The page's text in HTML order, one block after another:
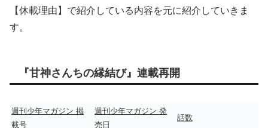
【休載理由】で紹介している内容を元に紹介していきま
す。
『甘神さんちの縁結び』連載再開
週刊少年マガジン 掲
載号
週刊少年マガジン 発
売日
話数